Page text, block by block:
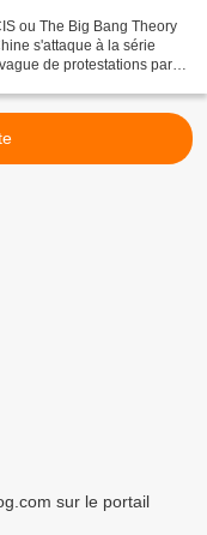
ou The Big Bang Theory
s'attaque à la série
de protestations parmi
sur le portail